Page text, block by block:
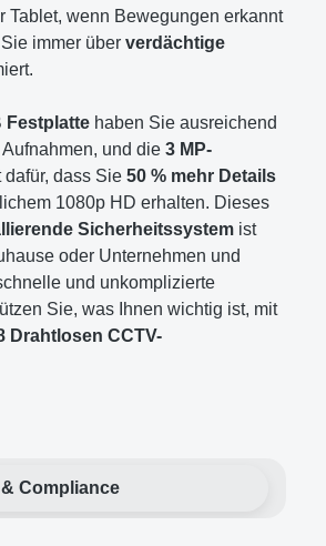
Tablet, wenn Bewegungen erkannt
immer über verdächtige
Festplatte haben Sie ausreichend
und die 3 MP-
dafür, dass Sie 50 % mehr Details
1080p HD erhalten. Dieses
Sicherheitssystem ist
oder Unternehmen und
und unkomplizierte
Sie, was Ihnen wichtig ist, mit
Drahtlosen CCTV-
Compliance